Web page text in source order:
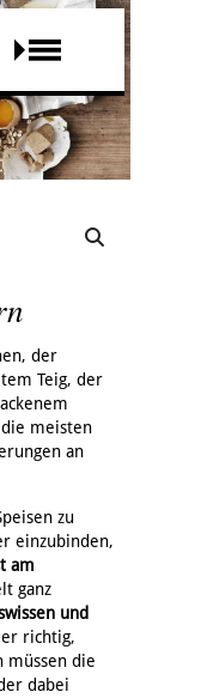
der
Teig, der
meisten
an
zu
einzubinden,
am
ganz
und
richtig,
müssen die
dabei